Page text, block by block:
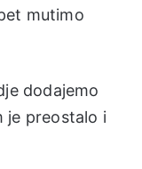
mutimo
dodajemo
je preostalo i